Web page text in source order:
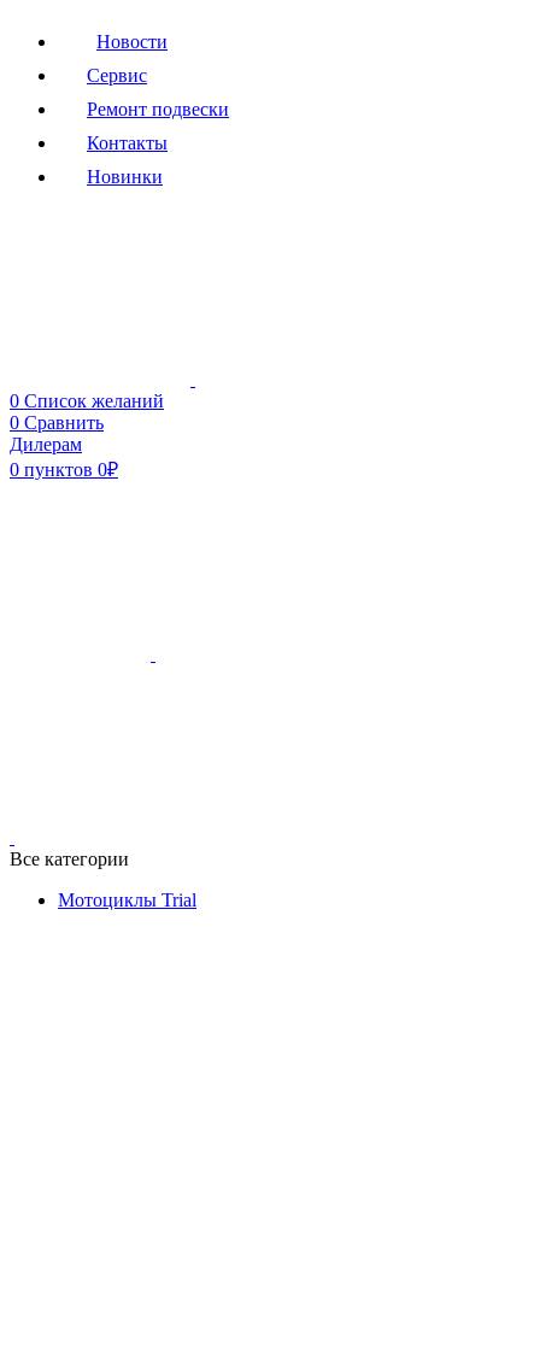
Новости
Сервис
Ремонт подвески
Контакты
Новинки
0 Список желаний
0 Сравнить
Дилерам
0 пунктов 0₽
Все категории
Мотоциклы Trial